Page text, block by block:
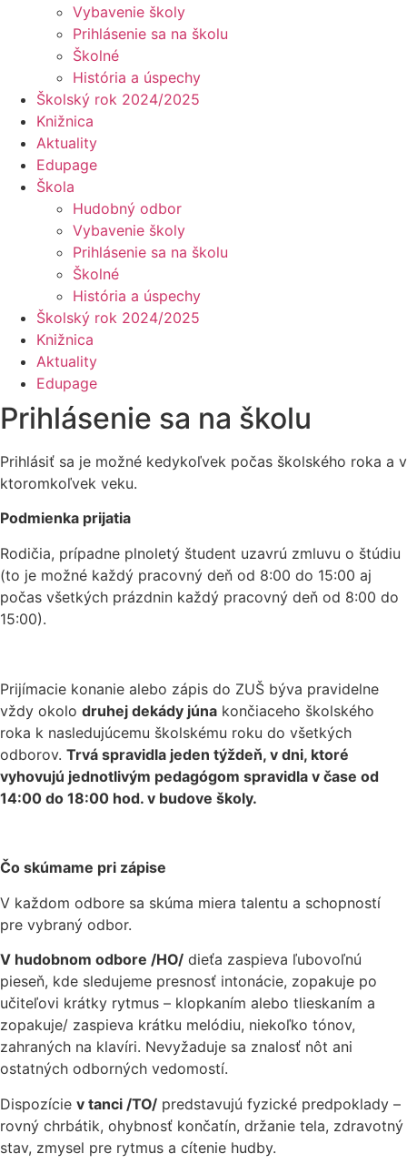
Vybavenie školy
Prihlásenie sa na školu
Školné
História a úspechy
Školský rok 2024/2025
Knižnica
Aktuality
Edupage
Škola
Hudobný odbor
Vybavenie školy
Prihlásenie sa na školu
Školné
História a úspechy
Školský rok 2024/2025
Knižnica
Aktuality
Edupage
Prihlásenie sa na školu
Prihlásiť sa je možné kedykoľvek počas školského roka a v
ktoromkoľvek veku.
Podmienka prijatia
Rodičia, prípadne plnoletý študent uzavrú zmluvu o štúdiu
(to je možné každý pracovný deň od 8:00 do 15:00 aj
počas všetkých prázdnin každý pracovný deň od 8:00 do
15:00).
Prijímacie konanie alebo zápis do ZUŠ býva pravidelne
vždy okolo druhej dekády júna končiaceho školského
roka k nasledujúcemu školskému roku do všetkých
odborov. Trvá spravidla jeden týždeň, v dni, ktoré
vyhovujú jednotlivým pedagógom spravidla v čase od
14:00 do 18:00 hod. v budove školy.
Čo skúmame pri zápise
V každom odbore sa skúma miera talentu a schopností
pre vybraný odbor.
V hudobnom odbore /HO/ dieťa zaspieva ľubovoľnú
pieseň, kde sledujeme presnosť intonácie, zopakuje po
učiteľovi krátky rytmus – klopkaním alebo tlieskaním a
zopakuje/ zaspieva krátku melódiu, niekoľko tónov,
zahraných na klavíri. Nevyžaduje sa znalosť nôt ani
ostatných odborných vedomostí.
Dispozície v tanci /TO/ predstavujú fyzické predpoklady –
rovný chrbátik, ohybnosť končatín, držanie tela, zdravotný
stav, zmysel pre rytmus a cítenie hudby.